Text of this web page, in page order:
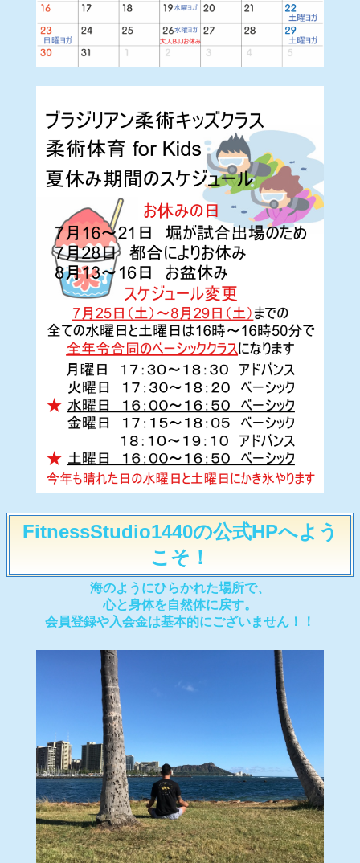
FitnessStudio1440の公式HPへよう
こそ！
海のようにひらかれた場所で、
心と身体を自然体に戻す。
会員登録や入会金は基本的にございません！！